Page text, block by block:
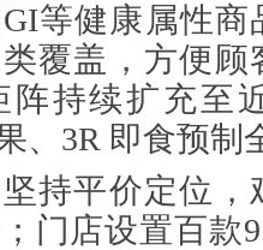
等健康属性商
覆盖，方便顾
阵持续扩充至
、3R 即食预制
持平价定位，
门店设置百款